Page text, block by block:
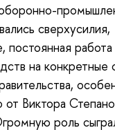
сверхусилия,
постоянная
на конкретные
Виктора
роль